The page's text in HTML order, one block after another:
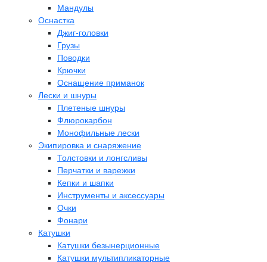
Мандулы
Оснастка
Джиг-головки
Грузы
Поводки
Крючки
Оснащение приманок
Лески и шнуры
Плетеные шнуры
Флюрокарбон
Монофильные лески
Экипировка и снаряжение
Толстовки и лонгсливы
Перчатки и варежки
Кепки и шапки
Инструменты и аксессуары
Очки
Фонари
Катушки
Катушки безынерционные
Катушки мультипликаторные